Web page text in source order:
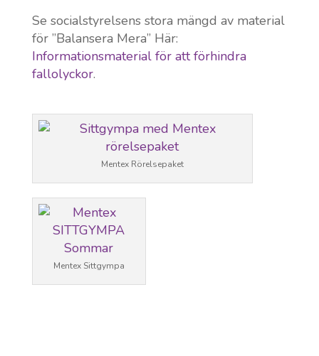
Se socialstyrelsens stora mängd av material
för ”Balansera Mera” Här:
Informationsmaterial för att förhindra
fallolyckor.
Mentex Rörelsepaket
Mentex Sittgympa